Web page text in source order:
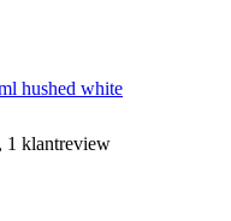
hushed white
1 klantreview